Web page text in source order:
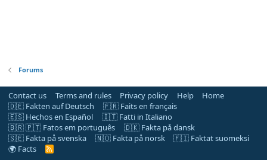
Forums
Contact us Terms and rules Privacy policy Help
Home
🇩🇪 Fakten auf Deutsch
🇫🇷 Faits en français
🇪🇸 Hechos en Español
🇮🇹 Fatti in Italiano
🇧🇷 🇵🇹 Fatos em português
🇩🇰 Fakta på dansk
🇸🇪 Fakta på svenska
🇳🇴 Fakta på norsk
🇫🇮 Faktat suomeksi
🌍 Facts
R